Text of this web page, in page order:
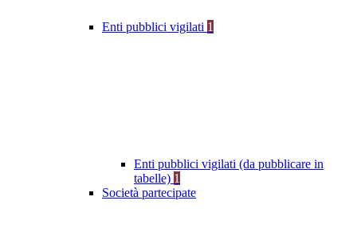
Enti pubblici vigilati 1
Enti pubblici vigilati (da pubblicare in
tabelle) 1
Società partecipate